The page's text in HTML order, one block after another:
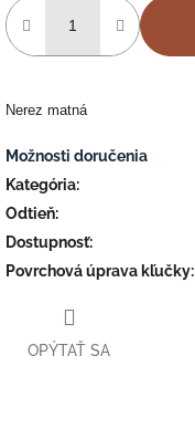
Nerez matná
Možnosti doručenia
Kategória:
Odtieň:
Dostupnosť:
Povrchová úprava kľučky:
OPÝTAŤ SA